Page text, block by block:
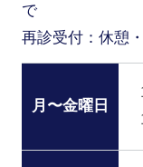
で
再診受付：休憩
月〜金曜日